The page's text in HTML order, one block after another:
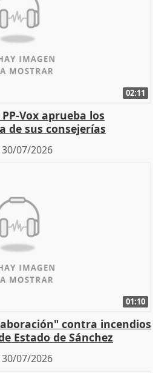
02:11
Vox aprueba los
de sus consejerías
30/07/2026
01:10
contra incendios
Estado de Sánchez
30/07/2026